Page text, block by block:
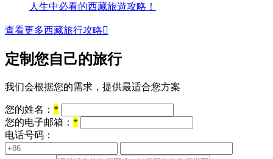
人生中必看的西藏旅遊攻略！
查看更多西藏旅行攻略
定制您自己的旅行
我们会根据您的需求，提供最适合您方案
您的姓名： *
您的电子邮箱： *
电话号码：